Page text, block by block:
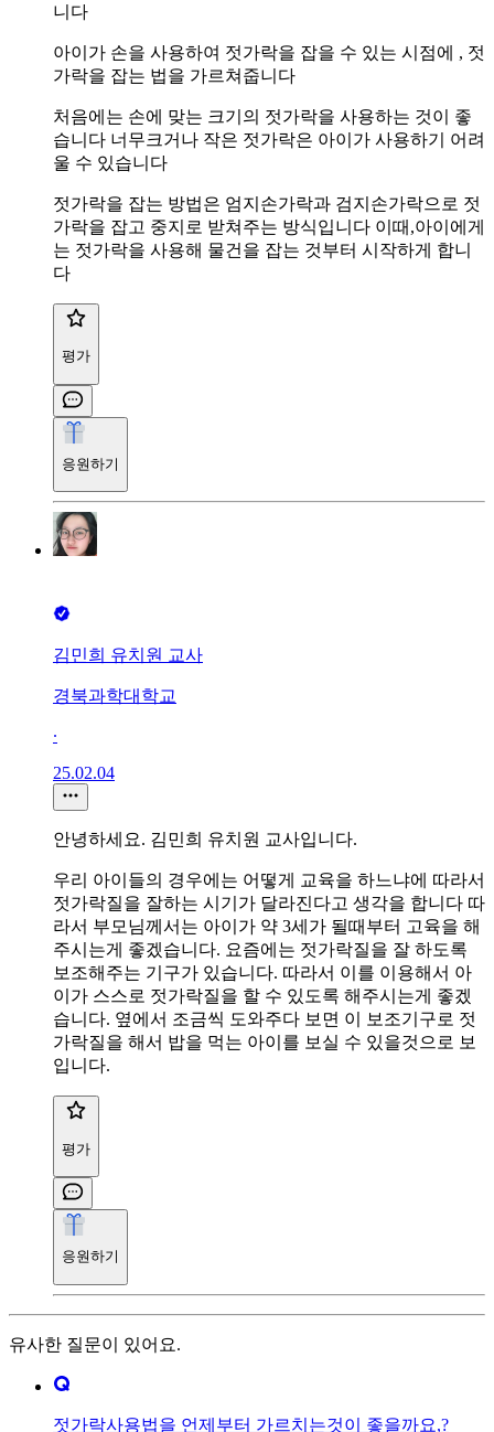
니다
아이가 손을 사용하여 젓가락을 잡을 수 있는 시점에 , 젓
가락을 잡는 법을 가르쳐줍니다
처음에는 손에 맞는 크기의 젓가락을 사용하는 것이 좋
습니다 너무크거나 작은 젓가락은 아이가 사용하기 어려
울 수 있습니다
젓가락을 잡는 방법은 엄지손가락과 검지손가락으로 젓
가락을 잡고 중지로 받쳐주는 방식입니다 이때,아이에게
는 젓가락을 사용해 물건을 잡는 것부터 시작하게 합니
다
평가
응원하기
김민희 유치원 교사
경북과학대학교
∙
25.02.04
안녕하세요. 김민희 유치원 교사입니다.
우리 아이들의 경우에는 어떻게 교육을 하느냐에 따라서
젓가락질을 잘하는 시기가 달라진다고 생각을 합니다 따
라서 부모님께서는 아이가 약 3세가 될때부터 고육을 해
주시는게 좋겠습니다. 요즘에는 젓가락질을 잘 하도록
보조해주는 기구가 있습니다. 따라서 이를 이용해서 아
이가 스스로 젓가락질을 할 수 있도록 해주시는게 좋겠
습니다. 옆에서 조금씩 도와주다 보면 이 보조기구로 젓
가락질을 해서 밥을 먹는 아이를 보실 수 있을것으로 보
입니다.
평가
응원하기
유사한 질문이 있어요.
젓가락사용법을 언제부터 가르치는것이 좋을까요,?